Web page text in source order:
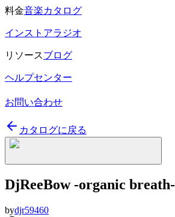
料金音楽カタログ
インストアラジオ
リソースブログ
ヘルプセンター
お問い合わせ
カタログに戻る
DjReeBow -organic breath-
bydjr59460